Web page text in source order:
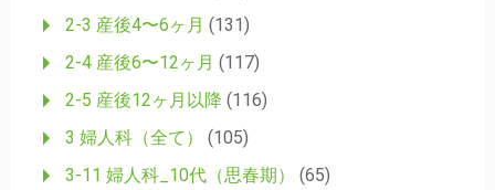
2-3 産後4〜6ヶ月 (131)
2-4 産後6〜12ヶ月 (117)
2-5 産後12ヶ月以降 (116)
3 婦人科（全て）
(105)
3-11 婦人科_10代（思春期）
(65)